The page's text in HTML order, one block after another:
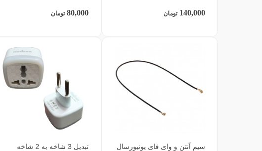
140,000 تومان 80,000 تومان
سیم آنتن و وای فای یونیورسال
تبدیل 3 شاخه به 2 شاخه